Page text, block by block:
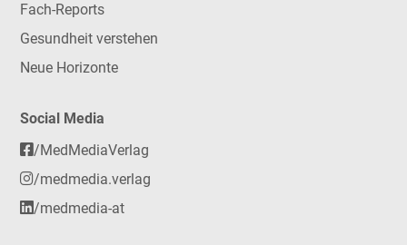
Fach-Reports
Gesundheit verstehen
Neue Horizonte
Social Media
/MedMediaVerlag
/medmedia.verlag
/medmedia-at